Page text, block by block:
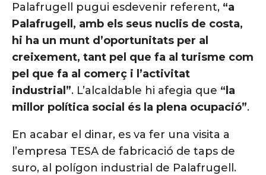
Palafrugell pugui esdevenir referent, “a
Palafrugell, amb els seus nuclis de costa,
hi ha un munt d’oportunitats per al
creixement, tant pel que fa al turisme com
pel que fa al comerç i l’activitat
industrial”. L’alcaldable hi afegia que “la
millor política social és la plena ocupació”.
En acabar el dinar, es va fer una visita a
l’empresa TESA de fabricació de taps de
suro, al polígon industrial de Palafrugell.